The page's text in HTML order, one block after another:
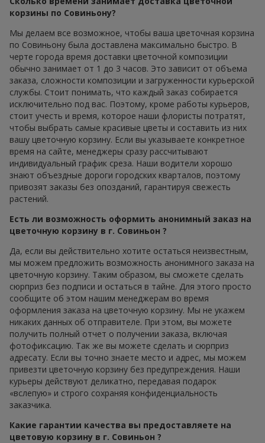
корзины по Совиньону?
Мы делаем все возможное, чтобы ваша цветочная корзина
по Совиньону была доставлена максимально быстро. В
черте города время доставки цветочной композиции
обычно занимает от 1 до 3 часов. Это зависит от объема
заказа, сложности композиции и загруженности курьерской
службы. Стоит понимать, что каждый заказ собирается
исключительно под вас. Поэтому, кроме работы курьеров,
стоит учесть и время, которое наши флористы потратят,
чтобы выбрать самые красивые цветы и составить из них
вашу цветочную корзину. Если вы указываете конкретное
время на сайте, менеджеры сразу рассчитывают
индивидуальный график среза. Наши водители хорошо
знают объездные дороги городских кварталов, поэтому
привозят заказы без опозданий, гарантируя свежесть
растений.
Есть ли возможность оформить анонимный заказ на
цветочную корзину в г. Совиньон ?
Да, если вы действительно хотите остаться неизвестным,
мы можем предложить возможность анонимного заказа на
цветочную корзину. Таким образом, вы сможете сделать
сюрприз без подписи и остаться в тайне. Для этого просто
сообщите об этом нашим менеджерам во время
оформления заказа на цветочную корзину. Мы не укажем
никаких данных об отправителе. При этом, вы можете
получить полный отчет о получении заказа, включая
фотофиксацию. Так же вы можете сделать и сюрприз
адресату. Если вы точно знаете место и адрес, мы можем
привезти цветочную корзину без предупреждения. Наши
курьеры действуют деликатно, передавая подарок
«вслепую» и строго сохраняя конфиденциальность
заказчика.
Какие гарантии качества вы предоставляете на
цветовую корзину в г. Совиньон ?